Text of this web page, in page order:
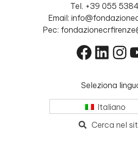
Tel. +39 055
Email:
Pec:
Seleziona
Italiano
Cerca nel